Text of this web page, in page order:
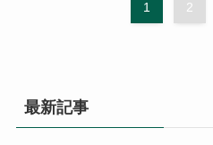
1 2
最新記事